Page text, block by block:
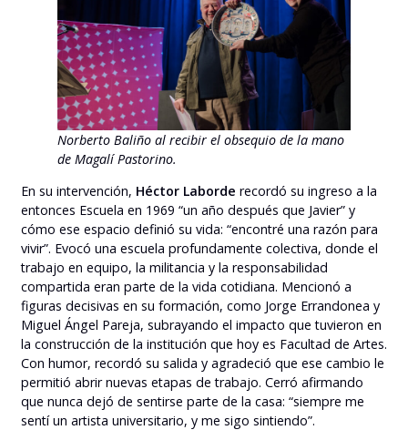
Norberto Baliño al recibir el obsequio de la mano
de Magalí Pastorino.
En su intervención, Héctor Laborde recordó su ingreso a la
entonces Escuela en 1969 “un año después que Javier” y
cómo ese espacio definió su vida: “encontré una razón para
vivir”. Evocó una escuela profundamente colectiva, donde el
trabajo en equipo, la militancia y la responsabilidad
compartida eran parte de la vida cotidiana. Mencionó a
figuras decisivas en su formación, como Jorge Errandonea y
Miguel Ángel Pareja, subrayando el impacto que tuvieron en
la construcción de la institución que hoy es Facultad de Artes.
Con humor, recordó su salida y agradeció que ese cambio le
permitió abrir nuevas etapas de trabajo. Cerró afirmando
que nunca dejó de sentirse parte de la casa: “siempre me
sentí un artista universitario, y me sigo sintiendo”.